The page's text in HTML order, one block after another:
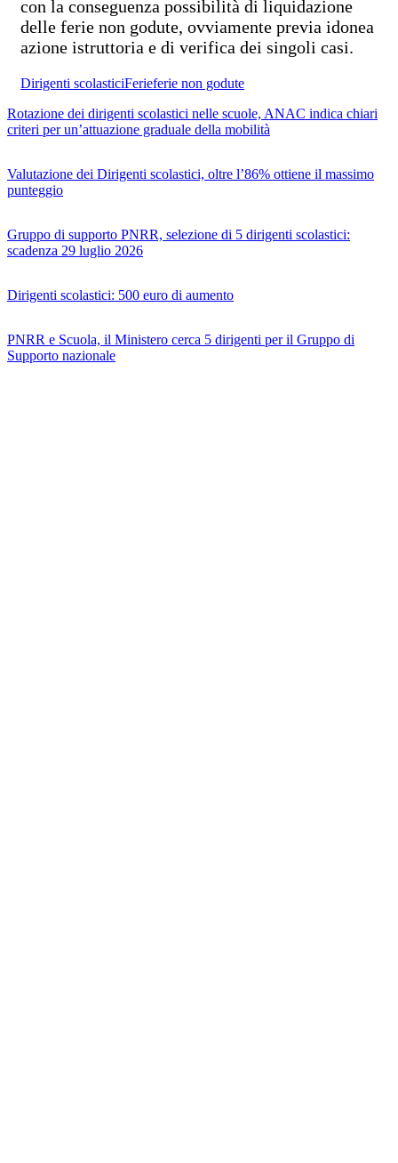
con la conseguenza possibilità di liquidazione
delle ferie non godute, ovviamente previa idonea
azione istruttoria e di verifica dei singoli casi.
Dirigenti scolasticiFerieferie non godute
Rotazione dei dirigenti scolastici nelle scuole, ANAC indica chiari
criteri per un’attuazione graduale della mobilità
Valutazione dei Dirigenti scolastici, oltre l’86% ottiene il massimo
punteggio
Gruppo di supporto PNRR, selezione di 5 dirigenti scolastici:
scadenza 29 luglio 2026
Dirigenti scolastici: 500 euro di aumento
PNRR e Scuola, il Ministero cerca 5 dirigenti per il Gruppo di
Supporto nazionale